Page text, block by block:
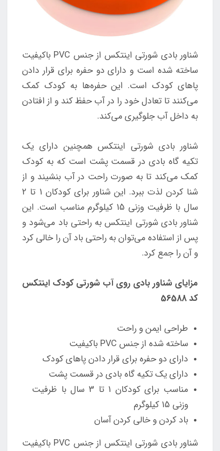
شناور بادی شورتی اینتکس از جنس PVC باکیفیت
ساخته شده است و دارای دو حفره برای قرار دادن
پاهای کودک است. این حفره‌ها به کودک کمک
می‌کنند تا تعادل خود را در آب حفظ کند و از افتادن
به داخل آب جلوگیری می‌کند.
شناور بادی شورتی اینتکس همچنین دارای یک
تکیه گاه بادی در قسمت پشت است که به کودک
کمک می‌کند تا به صورت راحت در آب بنشیند و از
شنا کردن لذت ببرد. این شناور برای کودکان 1 تا 2
سال با ظرفیت وزنی 15 کیلوگرم مناسب است. این
شناور بادی شورتی اینتکس به راحتی باد می‌شود و
پس از استفاده می‌توان به راحتی باد آن را خالی کرد
و آن را جمع کرد.
مزایای شناور بادی روی آب شورتی کودک اینتکس
کد 56588
طراحی ایمن و راحت
ساخته شده از جنس PVC باکیفیت
دارای دو حفره برای قرار دادن پاهای کودک
دارای یک تکیه گاه بادی در قسمت پشت
مناسب برای کودکان 1 تا 3 سال با ظرفیت
وزنی 15 کیلوگرم
باد کردن و خالی کردن آسان
شناور بادی شورتی اینتکس از جنس PVC باکیفیت